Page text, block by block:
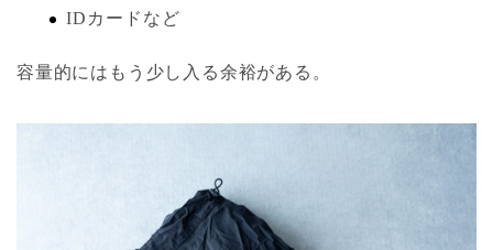
IDカードなど
容量的にはもう少し入る余裕がある。